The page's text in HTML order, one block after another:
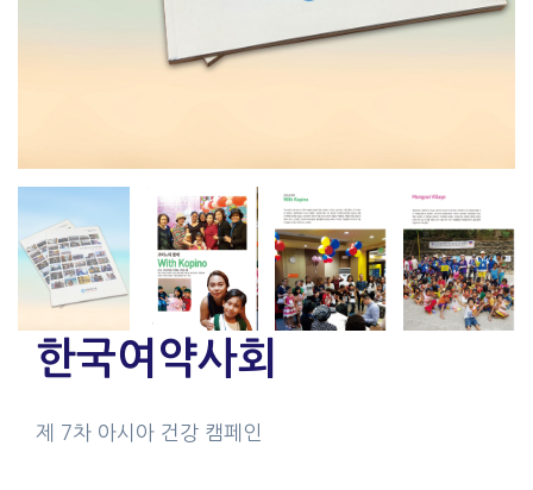
한국여약사회
제 7차 아시아 건강 캠페인